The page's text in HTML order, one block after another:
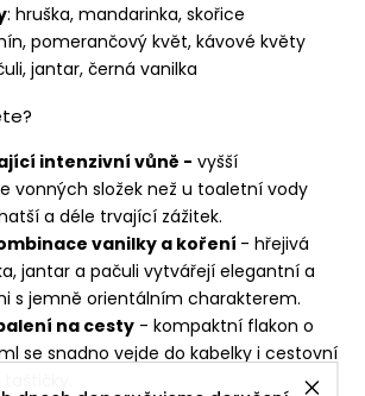
: hruška, mandarinka, skořice
pomerančový květ, kávové květy
jantar, černá vanilka
intenzivní vůně - vyšší
vonných složek než u toaletní vody
a déle trvající zážitek.
vanilky a koření - hřejivá
jantar a pačuli vytvářejí elegantní a
s jemně orientálním charakterem.
na cesty - kompaktní flakon o
se snadno vejde do kabelky i cestovní